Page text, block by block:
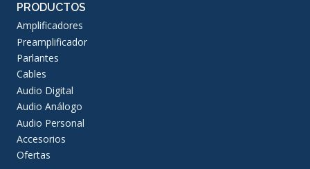
PRODUCTOS
Amplificadores
Preamplificador
Parlantes
Cables
Audio Digital
Audio Análogo
Audio Personal
Accesorios
Ofertas